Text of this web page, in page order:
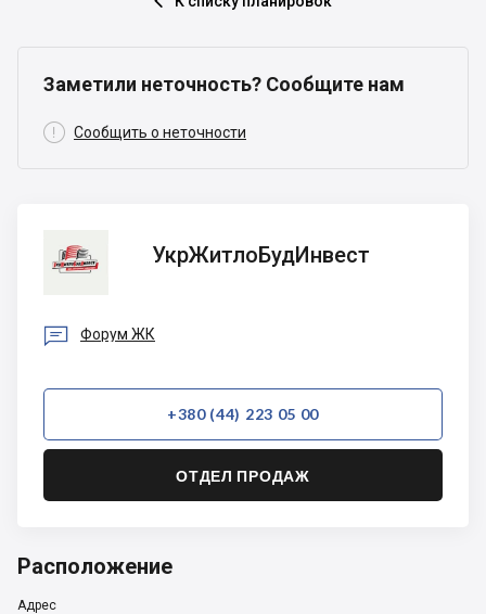
Заметили неточность? Сообщите нам
 Сообщить о неточности
УкрЖитлоБудИнвест
УкрЖитлоБудИнвест
 Форум ЖК
+380 (44) 223 05 00
ОТДЕЛ ПРОДАЖ
Расположение
Адрес